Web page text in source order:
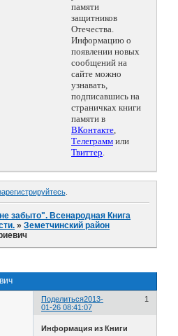
памяти
защитников
Отечества.
Информацию о
появлении новых
сообщений на
сайте можно
узнавать,
подписавшись на
страничках книги
памяти в
ВКонтакте,
Телеграмм или
Твиттер.
.
забыто". Всенародная Книга
»Земетчинский район
Поделиться 1
2013-
01-26 08:41:07
Информация из Книги